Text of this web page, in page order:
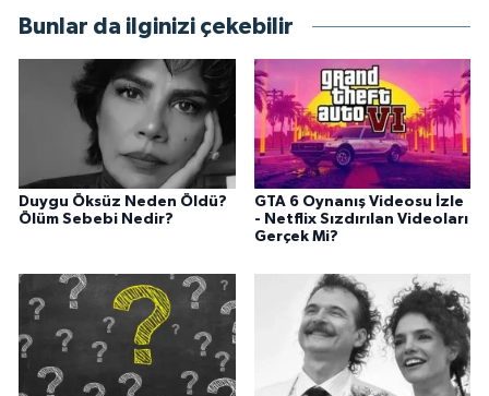
Bunlar da ilginizi çekebilir
Duygu Öksüz Neden Öldü?
Ölüm Sebebi Nedir?
GTA 6 Oynanış Videosu İzle
- Netflix Sızdırılan Videoları
Gerçek Mi?